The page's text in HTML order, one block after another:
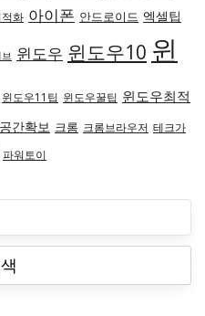
화 아이폰 안드로이드 엑셀팁
윈도우 윈도우10 윈
윈도우11팁 윈도우꿀팁 윈도우최적
간확보 크롬 크롬브라우저 테크가
파워토이